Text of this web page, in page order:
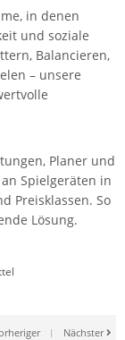
in denen
und soziale
Balancieren,
– unsere
Planer und
Spielgeräten in
Preisklassen. So
Lösung.
| Nächster